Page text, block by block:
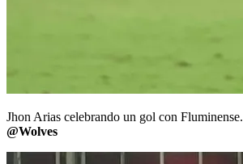
Jhon Arias celebrando un gol con Fluminense.
@Wolves